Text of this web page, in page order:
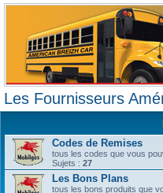
Les Fournisseurs
Codes de Remises
tous les codes que vous
Sujets : 27
Les Bons Plans
tous les bons produits que